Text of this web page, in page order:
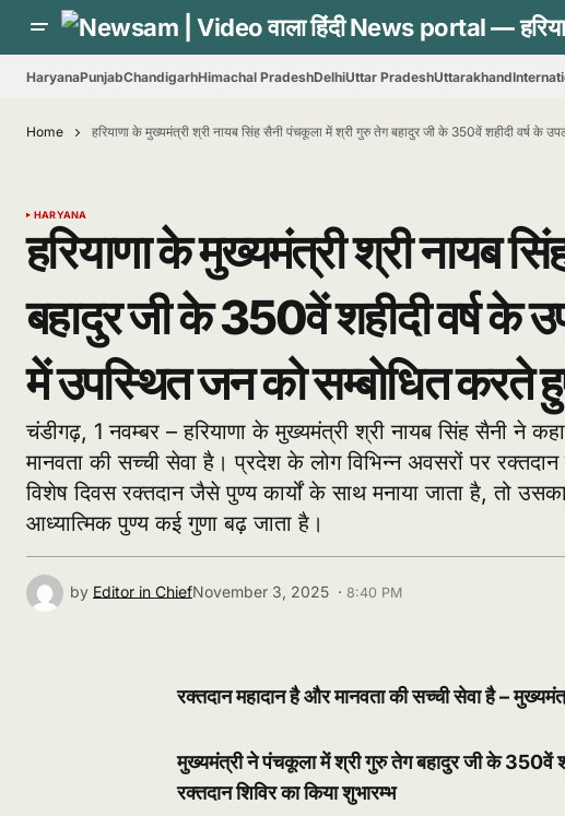
HaryanaPunjabChandigarhHimachal PradeshDelhiUttar PradeshUttarakhand
Home हरियाणा के मुख्यमंत्री श्री नायब सिंह सैनी पंचकूला में श्री गुरु तेग बहादुर जी के 350वें शहीदी वर्ष के
HARYANA
हरियाणा के मुख्यमंत्री श्री नायब
बहादुर जी के 350वें शहीदी वर्ष के
में उपस्थित जन को सम्बोधित करते
चंडीगढ़, 1 नवम्बर – हरियाणा के मुख्यमंत्री श्री नायब सिंह सैनी ने
मानवता की सच्ची सेवा है। प्रदेश के लोग विभिन्न अवसरों पर
विशेष दिवस रक्तदान जैसे पुण्य कार्यों के साथ मनाया जाता है, तो
आध्यात्मिक पुण्य कई गुणा बढ़ जाता है।
by Editor in ChiefNovember 3, 2025 · 8:40 PM
रक्तदान महादान है और मानवता की सच्ची सेवा है –
मुख्यमंत्री ने पंचकूला में श्री गुरु तेग बहादुर जी के 350वें
रक्तदान शिविर का किया शुभारम्भ